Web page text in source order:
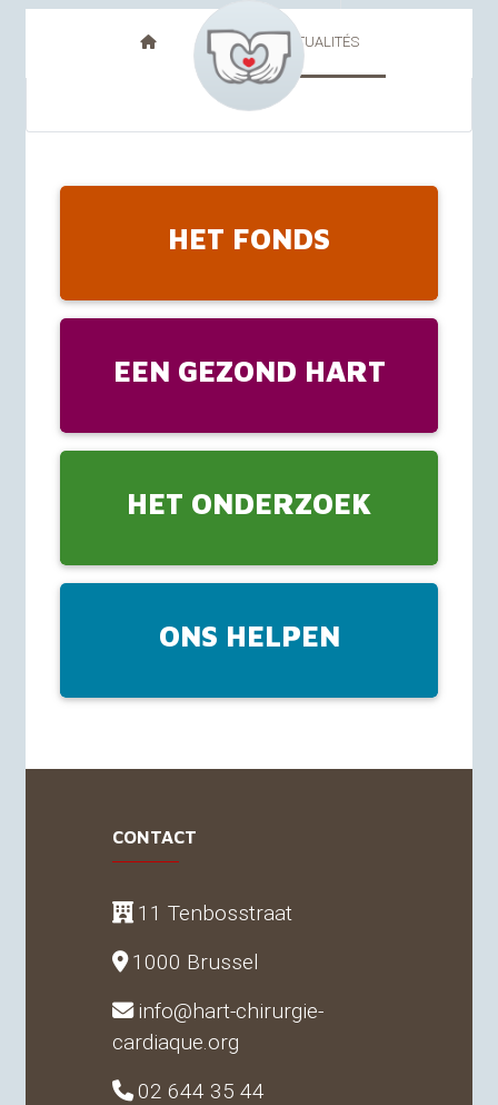
ACTUALITÉS
HET FONDS
EEN GEZOND HART
HET ONDERZOEK
ONS HELPEN
CONTACT
11 Tenbosstraat
1000 Brussel
info@hart-chirurgie-
cardiaque.org
02 644 35 44